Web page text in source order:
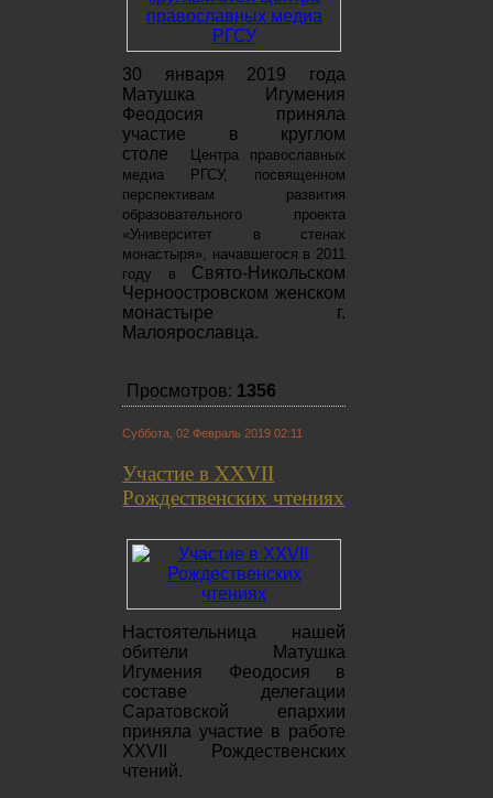
30 января 2019 года
Матушка Игумения
Феодосия приняла
участие в круглом
столе
Центра православных
медиа РГСУ, посвященном
перспективам развития
образовательного проекта
«Университет в стенах
монастыря», начавшегося в 2011
году в
Свято-Никольском
Черноостровском женском
монастыре г.
Малоярославца.
Просмотров: 1356
Суббота, 02 Февраль 2019 02:11
Участие в XXVII
Рождественских чтениях
Настоятельница нашей
обители Матушка
Игумения Феодосия в
составе делегации
Саратовской епархии
приняла участие в работе
XXVII Рождественских
чтений.